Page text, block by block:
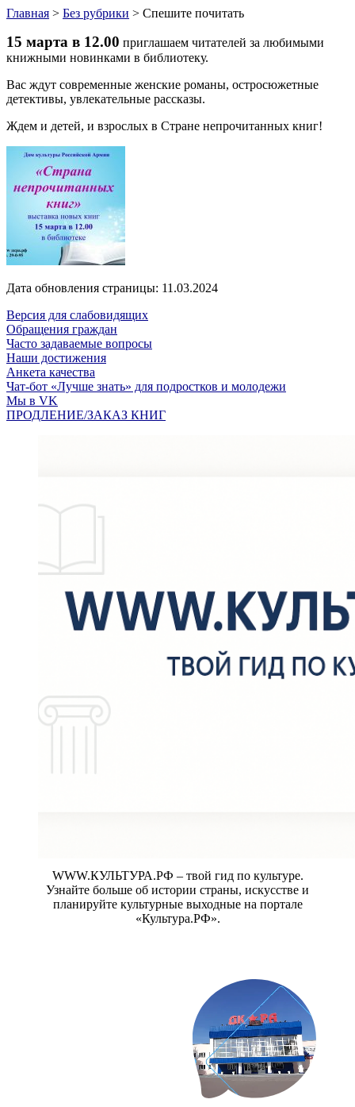
Главная > Без рубрики > Спешите почитать
15 марта в 12.00 приглашаем читателей за любимыми
книжными новинками в библиотеку.
Вас ждут современные женские романы, остросюжетные
детективы, увлекательные рассказы.
Ждем и детей, и взрослых в Стране непрочитанных книг!
Дата обновления страницы: 11.03.2024
Версия для слабовидящих
Обращения граждан
Часто задаваемые вопросы
Наши достижения
Анкета качества
Чат-бот «Лучше знать» для подростков и молодежи
Мы в VK
ПРОДЛЕНИЕ/ЗАКАЗ КНИГ
WWW.КУЛЬТУРА.РФ – твой гид по культуре.
Узнайте больше об истории страны, искусстве и
планируйте культурные выходные на портале
«Культура.РФ».